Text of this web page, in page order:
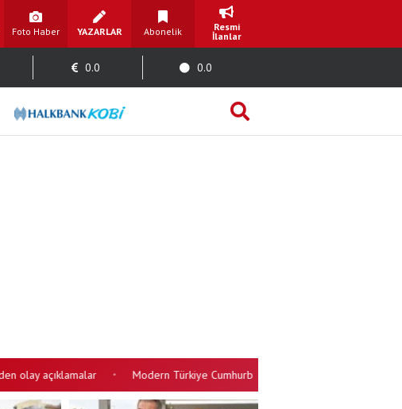
Foto Haber YAZARLAR Abonelik
Resmi
İlanlar
0.0 0.0
açıklamalar • Modern Türkiye Cumhurbaşkanımızın eseri